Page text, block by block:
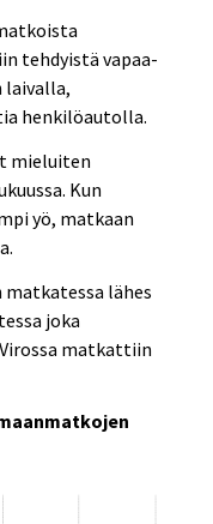
tehdyistä vapaa-
henkilöautolla.
mieluiten
Kun
yö, matkaan
lähes
joka
matkattiin